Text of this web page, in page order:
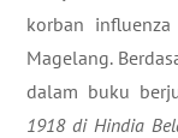
korban
Magelang.
dalam buku
1918 di Hindia